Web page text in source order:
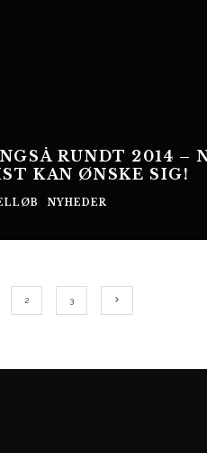
RUNDT 2014 –
KAN ØNSKE SIG!
NYHEDER
2 3